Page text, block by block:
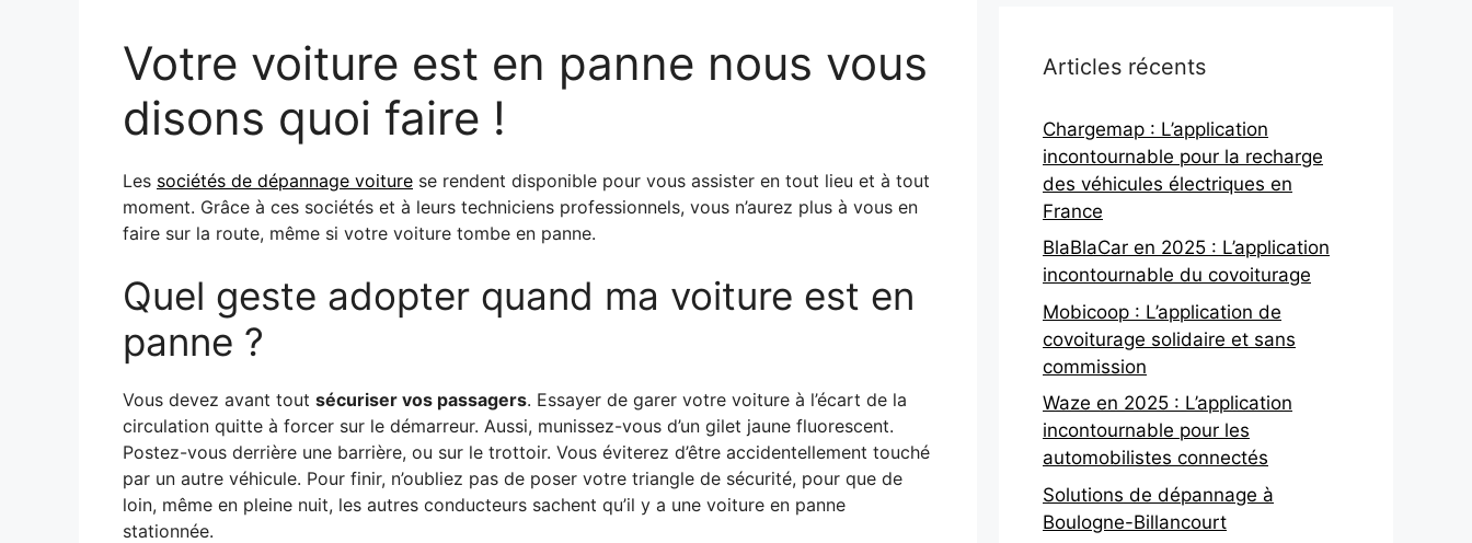
Votre voiture est en panne nous vous
disons quoi faire !
Les sociétés de dépannage voiture se rendent disponible pour vous assister en tout lieu et à tout
moment. Grâce à ces sociétés et à leurs techniciens professionnels, vous n’aurez plus à vous en
faire sur la route, même si votre voiture tombe en panne.
Quel geste adopter quand ma voiture est en
panne ?
Vous devez avant tout sécuriser vos passagers. Essayer de garer votre voiture à l’écart de la
circulation quitte à forcer sur le démarreur. Aussi, munissez-vous d’un gilet jaune fluorescent.
Postez-vous derrière une barrière, ou sur le trottoir. Vous éviterez d’être accidentellement touché
par un autre véhicule. Pour finir, n’oubliez pas de poser votre triangle de sécurité, pour que de
loin, même en pleine nuit, les autres conducteurs sachent qu’il y a une voiture en panne
stationnée.
Articles récents
Chargemap : L’application
incontournable pour la recharge
des véhicules électriques en
France
BlaBlaCar en 2025 : L’application
incontournable du covoiturage
Mobicoop : L’application de
covoiturage solidaire et sans
commission
Waze en 2025 : L’application
incontournable pour les
automobilistes connectés
Solutions de dépannage à
Boulogne-Billancourt